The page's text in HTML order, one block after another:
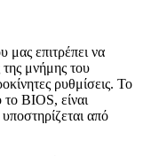
μας επιτρέπει να
της μνήμης του
ρυθμίσεις. Το
BIOS, είναι
από